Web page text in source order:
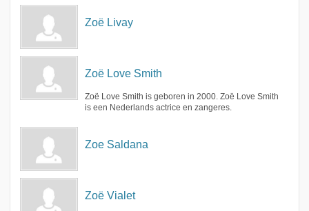
Zoë Livay
Zoë Love Smith
Zoë Love Smith is geboren in 2000. Zoë Love Smith
is een Nederlands actrice en zangeres.
Zoe Saldana
Zoë Vialet